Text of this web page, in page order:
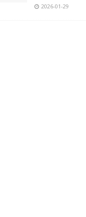
2026-01-29